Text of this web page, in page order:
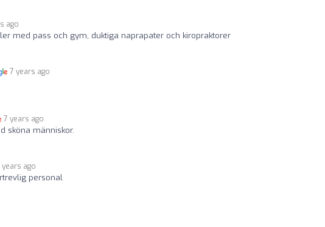
ago
med pass och gym, duktiga naprapater och kiropraktorer
7 years ago
7 years ago
sköna människor.
years ago
personal